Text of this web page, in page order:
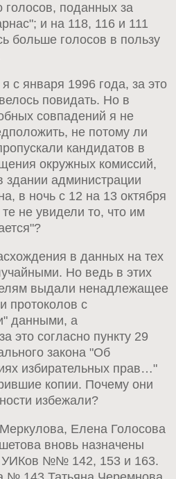
поданных за
и на 118, 116 и 111
больше голосов в пользу
с января 1996 года, за это
повидать. Но в
совпадений я не
не потому ли
кандидатов в
окружных комиссий,
здании администрации
в ночь с 12 на 13 октября
не увидели то, что им
в данных на тех
Но ведь в этих
выдали ненадлежащее
протоколов с
данными, а
это согласно пункту 29
закона "Об
избирательных прав…"
копии. Почему они
избежали?
Елена Голосова
вновь назначены
УИКов №№ 142, 153 и 163.